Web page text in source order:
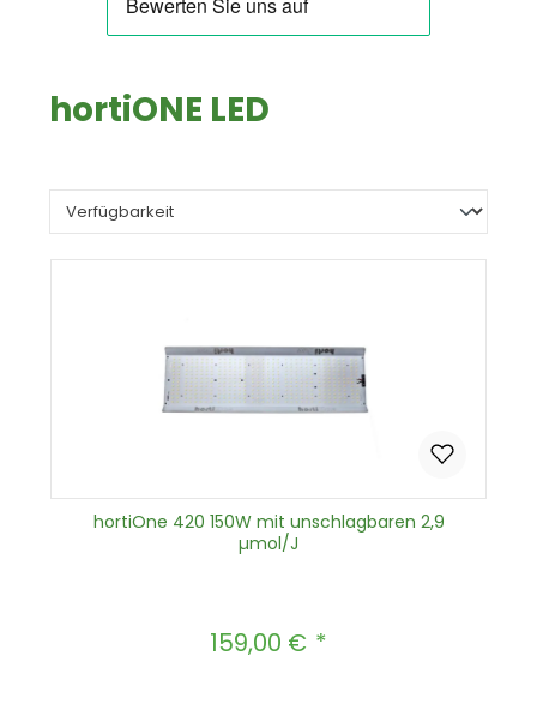
hortiONE LED
hortiOne 420 150W mit unschlagbaren 2,9
µmol/J
Regulärer Preis:
159,00 €